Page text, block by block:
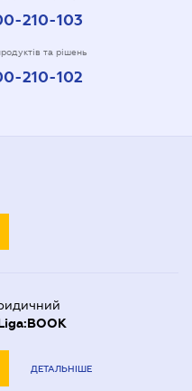
210-103
та рішень
210-102
ДЕТАЛЬНІШЕ